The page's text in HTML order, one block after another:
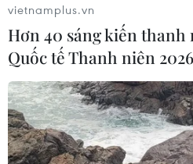
vietnamplus.vn
Hơn 40 sáng kiến thanh
Quốc tế Thanh niên 2026